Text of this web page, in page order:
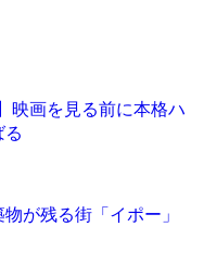
映画を見る前に本格ハ
る
が残る街「イポー」